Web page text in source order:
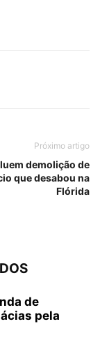
Próximo artigo
demolição de
que desabou na
Flórida
de
pela